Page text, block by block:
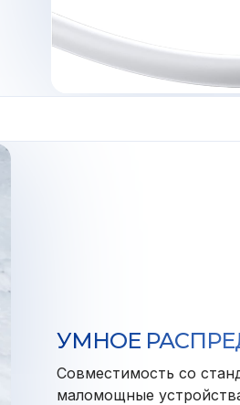
УМНОЕ
Совместимость со
маломощные